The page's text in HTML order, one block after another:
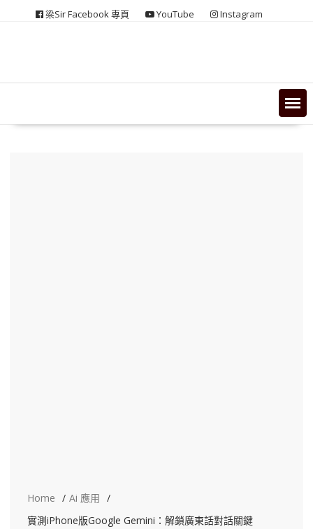
梁Sir Facebook 專頁 YouTube Instagram
Home
Ai 應用
實測iPhone版Google Gemini：解鎖廣東話對話關鍵